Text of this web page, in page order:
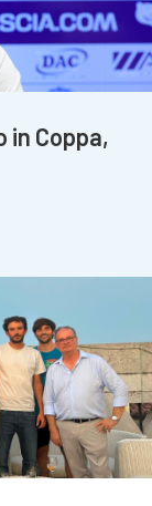
in Coppa,